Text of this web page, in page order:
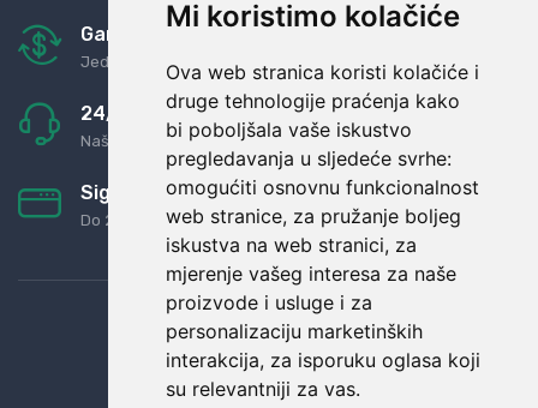
Mi koristimo kolačiće
Ova web stranica koristi kolačiće i
druge tehnologije praćenja kako
bi poboljšala vaše iskustvo
pregledavanja u sljedeće svrhe:
omogućiti osnovnu funkcionalnost
web stranice, za pružanje boljeg
iskustva na web stranici, za
mjerenje vašeg interesa za naše
proizvode i usluge i za
personalizaciju marketinških
interakcija, za isporuku oglasa koji
su relevantniji za vas.
Garancija u povrat novaca
Jednostavno pravilo: Roba za novac
24/7 odlična podrška
Naši agenti uvijek na raspolaganju
Sigurno obročno plaćanje
Do 24 rata bez kamata